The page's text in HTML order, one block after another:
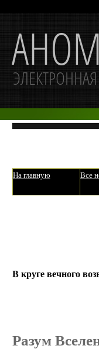
На главную Все
В круге вечного
Разум